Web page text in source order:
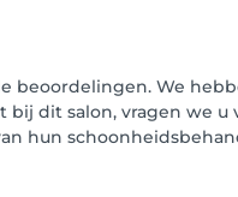
beoordelingen. We
bij dit salon, vragen we
hun